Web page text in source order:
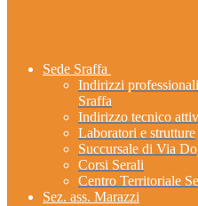
Sede Sraffa
Indirizzi
Sraffa
Indirizzo tecnico
Laboratori e strutture
Succursale di Via
Corsi Serali
Centro Territoriale
Sez. ass. Marazzi